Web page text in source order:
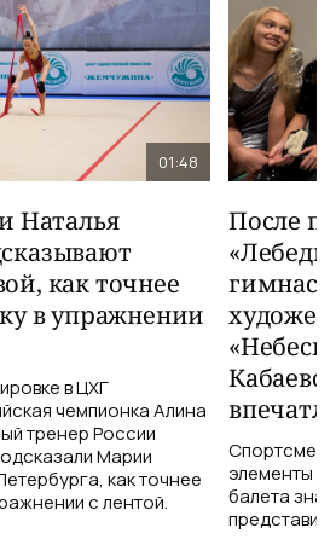
01:48
Наталья
как точнее
в упражнении
в ЦХГ
чемпионка Алина
тренер России
Марии
как точнее
с лентой.
После
элементы
балета